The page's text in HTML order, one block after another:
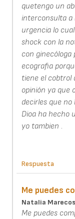
quetengo un
interconsulta a
urgencia lo
shock con la
con ginecóloga
ecografia
tiene el cobtrol
opinión ya que
decirles que no
Dioa ha hecho
yo tambien .
Respuesta
Me puedes
Natalia
Me puedes